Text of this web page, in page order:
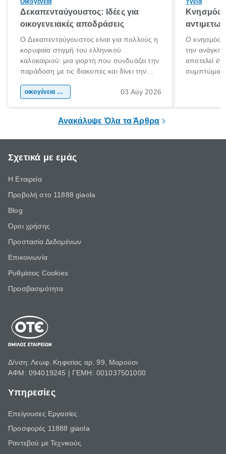
Οικογένεια
Δεκαπενταύγουστος: Ιδέες για
οικογενειακές αποδράσεις
Ο Δεκαπενταύγουστος είναι για πολλούς η
κορυφαία στιγμή του ελληνικού
καλοκαιριού: μια γιορτή που συνδυάζει την
παράδοση με τις διακοπές και δίνει την
χώρας. Είτε πρόκειται για λίγες μέρες
οικογένεια & παιδί 03 Αύγ 2026
Υγεία
Κνησμός:
Ο κνησμός
την ανάγκη
αποτελεί
Ανακάλυψε Όλα τα Άρθρα
Σχετικά με εμάς
Η Εταιρεία
Προβολή στο 11888 giaola
Blog
Όροι χρήσης
Προστασία Δεδομένων
Επικοινωνία
Ρυθμίσεις Cookies
Προσβασιμότητα
Δ/νση: Λεωφ. Κηφισίας αρ. 99, Μαρούσι
ΑΦΜ: 094019245 | ΓΕΜΗ: 001037501000
Υπηρεσίες
Επείγουσες Εργασίες
Προσφορές 11888 giaola
Ραντεβού με Τεχνικούς